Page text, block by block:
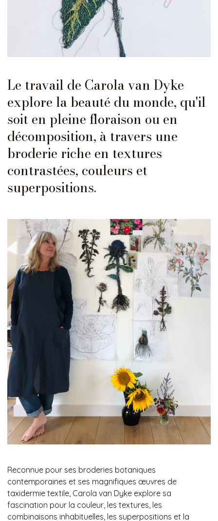
Le travail de Carola van Dyke
explore la beauté du monde, qu'il
soit en pleine floraison ou en
décomposition, à travers une
broderie riche en textures
contrastées, couleurs et
superpositions.
Reconnue pour ses broderies botaniques
contemporaines et ses magnifiques œuvres de
taxidermie textile, Carola van Dyke explore sa
fascination pour la couleur, les textures, les
combinaisons inhabituelles, les superpositions et la